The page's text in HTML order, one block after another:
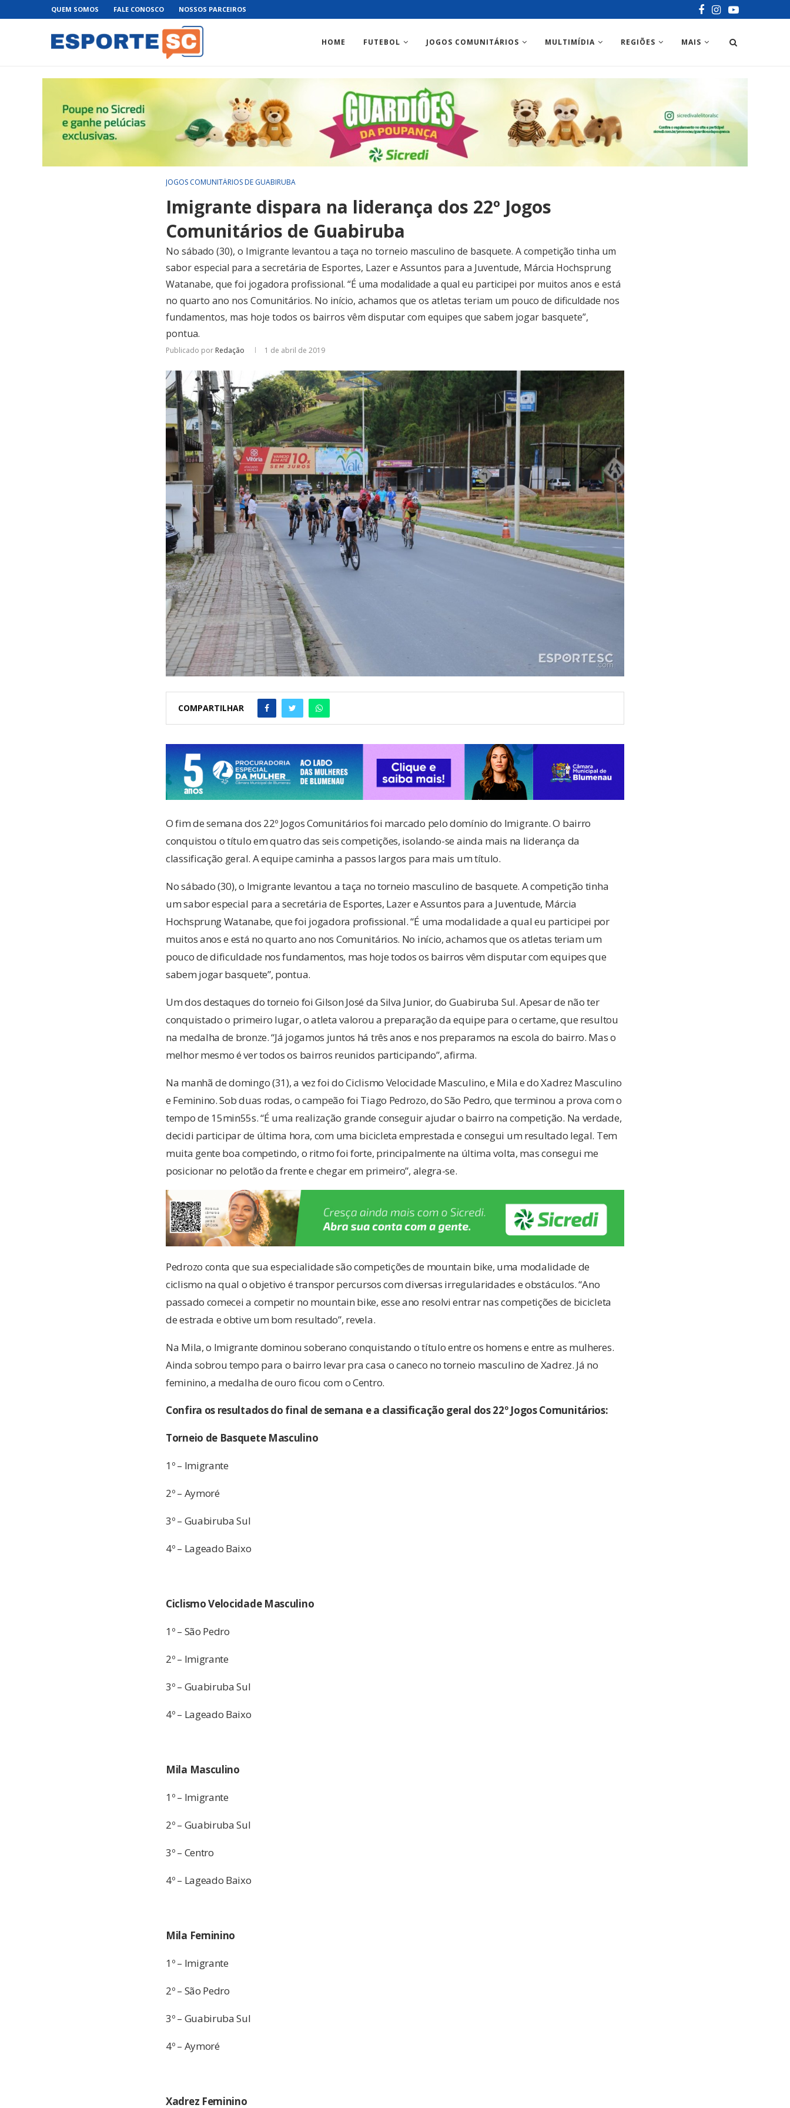
QUEM SOMOS FALE CONOSCO NOSSOS PARCEIROS
HOME FUTEBOL JOGOS COMUNITÁRIOS MULTIMÍDIA REGIÕES MAIS
JOGOS COMUNITÁRIOS DE GUABIRUBA
Imigrante dispara na liderança dos 22º Jogos
Comunitários de Guabiruba
No sábado (30), o Imigrante levantou a taça no torneio masculino de basquete. A competição tinha um
sabor especial para a secretária de Esportes, Lazer e Assuntos para a Juventude, Márcia Hochsprung
Watanabe, que foi jogadora profissional. “É uma modalidade a qual eu participei por muitos anos e está
no quarto ano nos Comunitários. No início, achamos que os atletas teriam um pouco de dificuldade nos
fundamentos, mas hoje todos os bairros vêm disputar com equipes que sabem jogar basquete”,
pontua.
Publicado por Redação 1 de abril de 2019
COMPARTILHAR
O fim de semana dos 22º Jogos Comunitários foi marcado pelo domínio do Imigrante. O bairro
conquistou o título em quatro das seis competições, isolando-se ainda mais na liderança da
classificação geral. A equipe caminha a passos largos para mais um título.
No sábado (30), o Imigrante levantou a taça no torneio masculino de basquete. A competição tinha
um sabor especial para a secretária de Esportes, Lazer e Assuntos para a Juventude, Márcia
Hochsprung Watanabe, que foi jogadora profissional. “É uma modalidade a qual eu participei por
muitos anos e está no quarto ano nos Comunitários. No início, achamos que os atletas teriam um
pouco de dificuldade nos fundamentos, mas hoje todos os bairros vêm disputar com equipes que
sabem jogar basquete”, pontua.
Um dos destaques do torneio foi Gilson José da Silva Junior, do Guabiruba Sul. Apesar de não ter
conquistado o primeiro lugar, o atleta valorou a preparação da equipe para o certame, que resultou
na medalha de bronze. “Já jogamos juntos há três anos e nos preparamos na escola do bairro. Mas o
melhor mesmo é ver todos os bairros reunidos participando”, afirma.
Na manhã de domingo (31), a vez foi do Ciclismo Velocidade Masculino, e Mila e do Xadrez Masculino
e Feminino. Sob duas rodas, o campeão foi Tiago Pedrozo, do São Pedro, que terminou a prova com o
tempo de 15min55s. “É uma realização grande conseguir ajudar o bairro na competição. Na verdade,
decidi participar de última hora, com uma bicicleta emprestada e consegui um resultado legal. Tem
muita gente boa competindo, o ritmo foi forte, principalmente na última volta, mas consegui me
posicionar no pelotão da frente e chegar em primeiro”, alegra-se.
Pedrozo conta que sua especialidade são competições de mountain bike, uma modalidade de
ciclismo na qual o objetivo é transpor percursos com diversas irregularidades e obstáculos. “Ano
passado comecei a competir no mountain bike, esse ano resolvi entrar nas competições de bicicleta
de estrada e obtive um bom resultado”, revela.
Na Mila, o Imigrante dominou soberano conquistando o título entre os homens e entre as mulheres.
Ainda sobrou tempo para o bairro levar pra casa o caneco no torneio masculino de Xadrez. Já no
feminino, a medalha de ouro ficou com o Centro.
Confira os resultados do final de semana e a classificação geral dos 22º Jogos Comunitários:
Torneio de Basquete Masculino
1º – Imigrante
2º – Aymoré
3º – Guabiruba Sul
4º – Lageado Baixo
Ciclismo Velocidade Masculino
1º – São Pedro
2º – Imigrante
3º – Guabiruba Sul
4º – Lageado Baixo
Mila Masculino
1º – Imigrante
2º – Guabiruba Sul
3º – Centro
4º – Lageado Baixo
Mila Feminino
1º – Imigrante
2º – São Pedro
3º – Guabiruba Sul
4º – Aymoré
Xadrez Feminino